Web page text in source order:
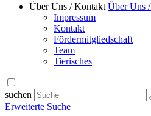
Über Uns / Kontakt Über Uns
Impressum
Kontakt
Fördermitgliedschaft
Team
Tierisches
suchen
Erweiterte Suche